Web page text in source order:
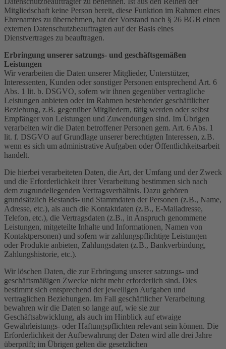
Mitgliedschaft keine Person bereit, diese Funktion im Rahmen eines
Ehrenamtes zu übernehmen, hat der Vorstand nach § 26 BGB einen
externen Datenschutzbeauftragten auf der Basis eines
Dienstvertrages zu beauftragen.
Erbringung unserer satzungs- und geschäftsgemäßen
Leistungen
Wir verarbeiten die Daten unserer Mitglieder, Unterstützer,
Interessenten, Kunden oder sonstiger Personen entsprechend Art. 6
Abs. 1 lit. b. DSGVO, sofern wir ihnen gegenüber vertragliche
Leistungen anbieten oder im Rahmen bestehender geschäftlicher
Beziehung, z.B. gegenüber Mitgliedern, tätig werden oder selbst
Empfänger von Leistungen und Zuwendungen sind. Im Übrigen
verarbeiten wir die Daten betroffener Personen gem. Art. 6 Abs. 1
lit. f. DSGVO auf Grundlage unserer berechtigten Interessen, z.B.
wenn es sich um administrative Aufgaben oder Öffentlichkeitsarbeit
handelt.
Die hierbei verarbeiteten Daten, die Art, der Umfang und der Zweck
und die Erforderlichkeit ihrer Verarbeitung bestimmen sich nach
dem zugrundeliegenden Vertragsverhältnis. Dazu gehören
grundsätzlich Bestands- und Stammdaten der Personen (z.B., Name,
Adresse, etc.), als auch die Kontaktdaten (z.B., E-Mailadresse,
Telefon, etc.), die Vertragsdaten (z.B., in Anspruch genommene
Leistungen, mitgeteilte Inhalte und Informationen, Namen von
Kontaktpersonen) und sofern wir zahlungspflichtige Leistungen
oder Produkte anbieten, Zahlungsdaten (z.B., Bankverbindung,
Zahlungshistorie, etc.).
Wir löschen Daten, die zur Erbringung unserer satzungs- und
geschäftsmäßigen Zwecke nicht mehr erforderlich sind. Dies
bestimmt sich entsprechend der jeweiligen Aufgaben und
vertraglichen Beziehungen. Im Fall geschäftlicher Verarbeitung
bewahren wir die Daten so lange auf, wie sie zur
Geschäftsabwicklung, als auch im Hinblick auf etwaige
Gewährleistungs- oder Haftungspflichten relevant sein können. Die
Erforderlichkeit der Aufbewahrung der Daten wird alle drei Jahre
überprüft; im Übrigen gelten die gesetzlichen